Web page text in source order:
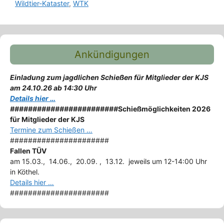
Wildtier-Kataster, WTK
Ankündigungen
Einladung zum jagdlichen Schießen für Mitglieder der KJS
am 24.10.26 ab 14:30 Uhr
Details hier …
########################Schießmöglichkeiten 2026
für Mitglieder der KJS
Termine zum Schießen …
######################
Fallen TÜV
am 15.03., 14.06., 20.09. , 13.12. jeweils um 12-14:00 Uhr
in Köthel.
Details hier …
######################